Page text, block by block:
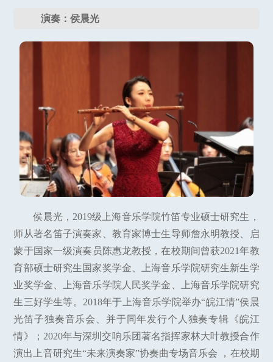
演奏：侯晨光
侯晨光，2019级上海音乐学院竹笛专业硕士研究生，
师从著名笛子演奏家、教育家博士生导师詹永明教授、启
蒙于国家一级演奏员陈惠龙教授，在校期间曾获2021年教
育部硕士研究生国家奖学金、上海音乐学院研究生新生学
业奖学金、上海音乐学院人民奖学金、上海音乐学院研究
生三好学生等。2018年于上海音乐学院举办“皖江情”侯晨
光笛子独奏音乐会、并于同年发行个人独奏专辑《皖江
情》；2020年与深圳交响乐团著名指挥家林大叶教授合作
演出上音研究生“未来演奏家”协奏曲专场音乐会 ，在校期